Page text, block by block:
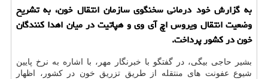
به گزارش خود درمانی سخنگوی سازمان انتقال خون، به تشریح
وضعیت انتقال ویروس اچ آی وی و هپاتیت در میان اهدا كنندگان
خون در كشور پرداخت.
بشیر حاجی بیگی، در گفتگو با خبرنگار مهر، با اشاره به نرخ پایین
شیوع عفونت های منتقله از طریق تزریق خون در كشور، اظهار